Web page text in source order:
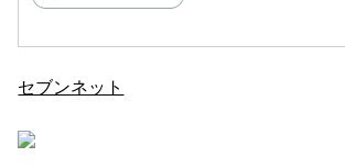
セブンネット